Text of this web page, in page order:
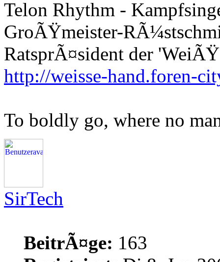
Telon Rhythm -
GroÃŸmeister-
RatsprÃ¤sident der
http://weisse-hand.foren-
To boldly go, where no
SirTech
BeitrÃ¤ge: 163